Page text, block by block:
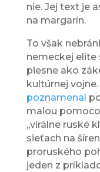
nie. Jej text je
na margarín.
To však
nemeckej
piesne ako
kultúrnej
poznamenal
malou
„virálne ruské
sieťach na
proruského
jeden z